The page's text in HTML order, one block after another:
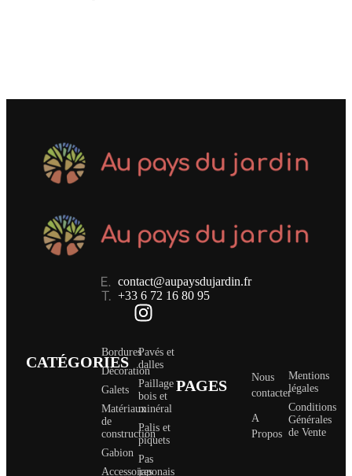
contact@aupaysdujardin.fr
+33 6 72 16 80 95
CATÉGORIES
Bordures
Décoration
Galets
Matériaux
de
construction
Gabion
Accessoires
Pavés et
dalles
Paillage
bois et
minéral
Palis et
piquets
Pas
japonais
PAGES
Nous
contacter
A
Propos
Mentions
légales
Conditions
Générales
de Vente